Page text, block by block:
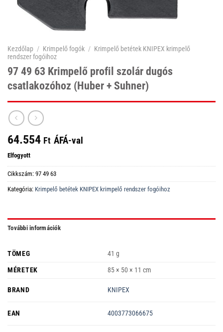
Kezdőlap / Krimpelő fogók / Krimpelő betétek KNIPEX krimpelő
rendszer fogóihoz
97 49 63 Krimpelő profil szolár dugós
csatlakozóhoz (Huber + Suhner)
64.554 Ft ÁFÁ-val
Elfogyott
Cikkszám: 97 49 63
Kategória: Krimpelő betétek KNIPEX krimpelő rendszer fogóihoz
További információk
TÖMEG
41 g
MÉRETEK
85 × 50 × 11 cm
BRAND KNIPEX
EAN 4003773066675